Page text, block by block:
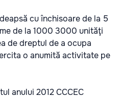
cu închisoare de la 5
de la 1000 3000 unităţi
de dreptul de a ocupa
o anumită activitate pe
anului 2012 CCCEC